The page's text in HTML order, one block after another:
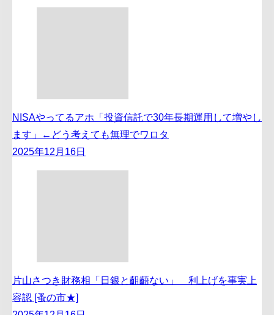
NISAやってるアホ「投資信託で30年長期運用して増やし
ます」←どう考えても無理でワロタ
2025年12月16日
片山さつき財務相「日銀と齟齬ない」 利上げを事実上
容認 [蚤の市★]